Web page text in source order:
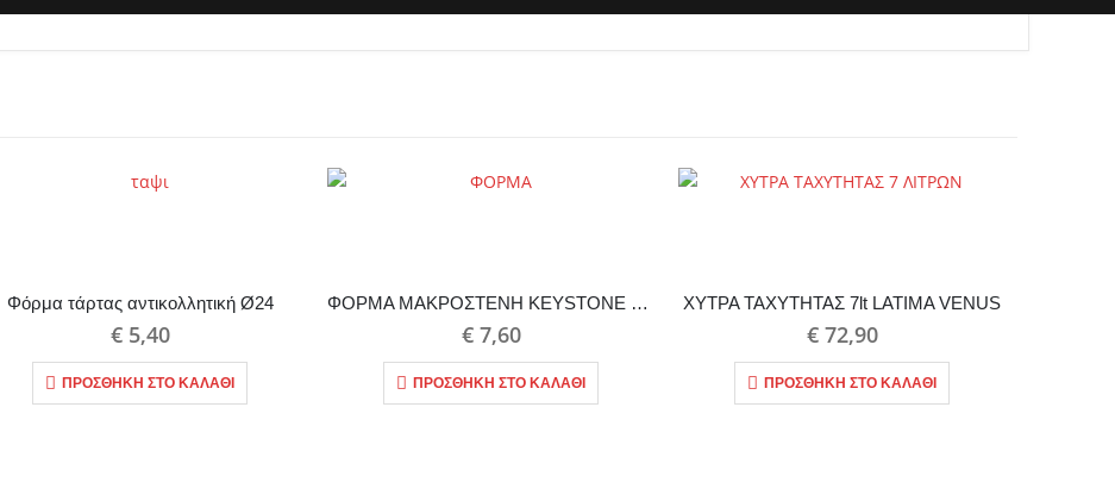
Φόρμα τάρτας αντικολλητική Ø24
€5,40
ΠΡΟΣΘΉΚΗ ΣΤΟ ΚΑΛΆΘΙ
ΦΟΡΜΑ ΜΑΚΡΟΣΤΕΝΗ KEYSTONE 25εκ.
€7,60
ΠΡΟΣΘΉΚΗ ΣΤΟ ΚΑΛΆΘΙ
ΧΥΤΡΑ ΤΑΧΥΤΗΤΑΣ 7lt LATIMA VENUS
€72,90
ΠΡΟΣΘΉΚΗ ΣΤΟ ΚΑΛΆΘΙ